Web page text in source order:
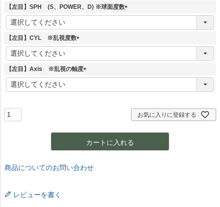
須
【左目】SPH (S、POWER、D) ※球面度数
(
【左目】CYL ※乱視度数
(
須
【左目】Axis ※乱視の軸度
(
お気に入りに登録する
カートに入れる
商品についてのお問い合わせ
レビューを書く